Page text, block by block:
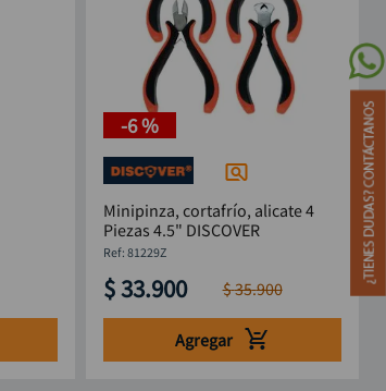
-6 %
Minipinza, cortafrío, alicate 4
Piezas 4.5" DISCOVER
:81229Z
$33.900 $35.900
Agregar